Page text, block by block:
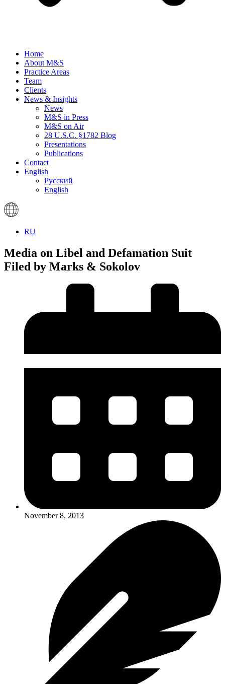
Home
About M&S
Practice Areas
Team
Clients
News & Insights
News
M&S in Press
M&S on Air
28 U.S.C. §1782 Blog
Presentations
Publications
Contact
English
Русский
English
RU
Media on Libel and Defamation Suit
Filed by Marks & Sokolov
November 8, 2013